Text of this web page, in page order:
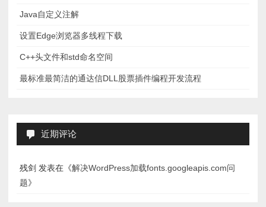
Java自定义注解
设置Edge浏览器多线程下载
C++头文件和std命名空间
最标准最简洁的通达信DLL股票插件编程开发流程
近期评论
残剑 发表在《解决WordPress加载fonts.googleapis.com问
题》